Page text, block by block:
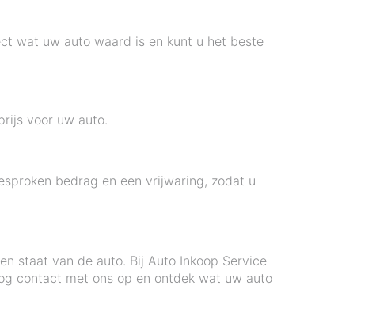
wat uw auto waard is en kunt u het beste
voor uw auto.
bedrag en een vrijwaring, zodat u
staat van de auto. Bij Auto Inkoop Service
contact met ons op en ontdek wat uw auto